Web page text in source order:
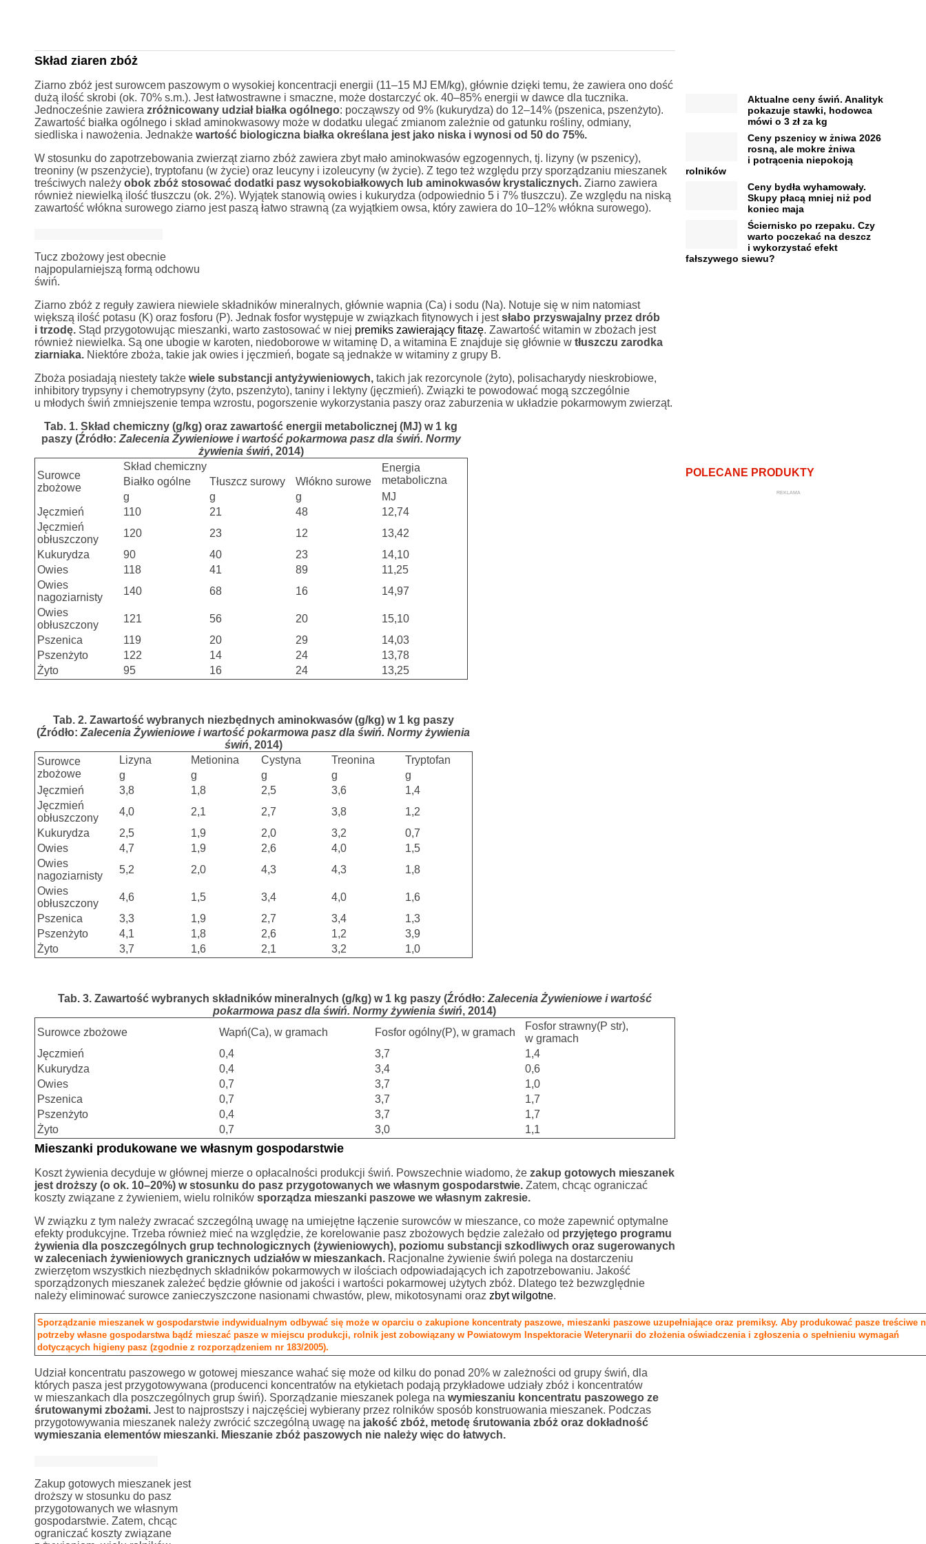
Skład ziaren zbóż
Ziarno zbóż jest surowcem paszowym o wysokiej koncentracji energii (11–15 MJ EM/kg), głównie dzięki temu, że zawiera ono dość
dużą ilość skrobi (ok. 70% s.m.). Jest łatwostrawne i smaczne, może dostarczyć ok. 40–85% energii w dawce dla tucznika.
Jednocześnie zawiera zróżnicowany udział białka ogólnego: począwszy od 9% (kukurydza) do 12–14% (pszenica, pszenżyto).
Zawartość białka ogólnego i skład aminokwasowy może w dodatku ulegać zmianom zależnie od gatunku rośliny, odmiany,
siedliska i nawożenia. Jednakżewartość biologiczna białka określana jest jako niska i wynosi od 50 do 75%.
W stosunku do zapotrzebowania zwierząt ziarno zbóż zawiera zbyt mało aminokwasów egzogennych, tj. lizyny (w pszenicy),
treoniny (w pszenżycie), tryptofanu (w życie) oraz leucyny i izoleucyny (w życie). Z tego też względu przy sporządzaniu mieszanek
treściwych należyobok zbóż stosować dodatki pasz wysokobiałkowych lub aminokwasów krystalicznych.Ziarno zawiera
również niewielką ilość tłuszczu (ok. 2%). Wyjątek stanowią owies i kukurydza (odpowiednio 5 i 7% tłuszczu). Ze względu na niską
zawartość włókna surowego ziarno jest paszą łatwo strawną (za wyjątkiem owsa, który zawiera do 10–12% włókna surowego).
Tucz zbożowy jest obecnie
najpopularniejszą formą odchowu
świń.
Ziarno zbóż z reguły zawiera niewiele składników mineralnych, głównie wapnia (Ca) i sodu (Na). Notuje się w nim natomiast
większą ilość potasu (K) oraz fosforu (P). Jednak fosfor występuje w związkach fitynowych i jestsłabo przyswajalny przez drób
i trzodę.Stąd przygotowując mieszanki, warto zastosować w niej premiks zawierający fitazę. Zawartość witamin w zbożach jest
również niewielka. Są one ubogie w karoten, niedoborowe w witaminę D, a witamina E znajduje się głównie w tłuszczu zarodka
ziarniaka.Niektóre zboża, takie jak owies i jęczmień, bogate są jednakże w witaminy z grupy B.
Zboża posiadają niestety także wiele substancji antyżywieniowych,takich jak rezorcynole (żyto), polisacharydy nieskrobiowe,
inhibitory trypsyny i chemotrypsyny (żyto, pszenżyto), taniny i lektyny (jęczmień). Związki te powodować mogą szczególnie
u młodych świń zmniejszenie tempa wzrostu, pogorszenie wykorzystania paszy oraz zaburzenia w układzie pokarmowym zwierząt.
Tab. 1. Skład chemiczny (g/kg) oraz zawartość energii metabolicznej (MJ) w 1 kg
paszy (Źródło: Zalecenia Żywieniowe i wartość pokarmowa pasz dla świń. Normy
żywienia świń, 2014)
Surowce
zbożowe
Skład chemiczny
Energia
metaboliczna
Białko ogólne Tłuszcz surowy
Włókno surowe
g
g g
MJ
Jęczmień
110 21 48
12,74
Jęczmień
obłuszczony
120 23 12
13,42
Kukurydza
90 40 23
14,10
Owies
118 41 89
11,25
Owies
nagoziarnisty
140 68 16
14,97
Owies
obłuszczony
121 56 20
15,10
Pszenica
119 20 29
14,03
Pszenżyto
122 14 24
13,78
Żyto
95 16 24 13,25
Tab. 2. Zawartość wybranych niezbędnych aminokwasów (g/kg) w 1 kg paszy
(Źródło: Zalecenia Żywieniowe i wartość pokarmowa pasz dla świń. Normy żywienia
świń, 2014)
Surowce
zbożowe
Lizyna Metionina Cystyna Treonina
Tryptofan
g
g g g
g
Jęczmień
3,8 1,8 2,5 3,6
1,4
Jęczmień
obłuszczony
4,0 2,1 2,7 3,8
1,2
Kukurydza
2,5 1,9 2,0 3,2
0,7
Owies
4,7 1,9 2,6 4,0
1,5
Owies
nagoziarnisty
5,2 2,0 4,3 4,3
1,8
Owies
obłuszczony
4,6 1,5 3,4 4,0
1,6
Pszenica
3,3 1,9 2,7 3,4
1,3
Pszenżyto
4,1 1,8 2,6 1,2
3,9
Żyto
3,7 1,6 2,1 3,2 1,0
Tab. 3. Zawartość wybranych składników mineralnych (g/kg) w 1 kg paszy (Źródło: Zalecenia Żywieniowe i wartość
pokarmowa pasz dla świń. Normy żywienia świń, 2014)
Surowce zbożowe
Wapń(Ca), w gramach Fosfor ogólny(P), w gramach
Fosfor strawny(P str),
w gramach
Jęczmień
0,4 3,7
1,4
Kukurydza
0,4 3,4
0,6
Owies
0,7 3,7
1,0
Pszenica
0,7 3,7
1,7
Pszenżyto
0,4 3,7
1,7
Żyto
0,7 3,0 1,1
Mieszanki produkowane we własnym gospodarstwie
Koszt żywienia decyduje w głównej mierze o opłacalności produkcji świń. Powszechnie wiadomo, że zakup gotowych mieszanek
jest droższy (o ok. 10–20%) w stosunku do pasz przygotowanych we własnym gospodarstwie.Zatem, chcąc ograniczać
koszty związane z żywieniem, wielu rolników sporządza mieszanki paszowe we własnym zakresie.
W związku z tym należy zwracać szczególną uwagę na umiejętne łączenie surowców w mieszance, co może zapewnić optymalne
efekty produkcyjne. Trzeba również mieć na względzie, że korelowanie pasz zbożowych będzie zależało od przyjętego programu
żywienia dla poszczególnych grup technologicznych (żywieniowych), poziomu substancji szkodliwych oraz sugerowanych
w zaleceniach żywieniowych granicznych udziałów w mieszankach.Racjonalne żywienie świń polega na dostarczeniu
zwierzętom wszystkich niezbędnych składników pokarmowych w ilościach odpowiadających ich zapotrzebowaniu. Jakość
sporządzonych mieszanek zależeć będzie głównie od jakości i wartości pokarmowej użytych zbóż. Dlatego też bezwzględnie
należy eliminować surowce zanieczyszczone nasionami chwastów, plew, mikotosynami oraz zbyt wilgotne.
Sporządzanie mieszanek w gospodarstwie indywidualnym odbywać się może w oparciu o zakupione koncentraty paszowe, mieszanki paszowe uzupełniające oraz premiksy. Aby produkować pasze treściwe
potrzeby własne gospodarstwa bądź mieszać pasze w miejscu produkcji, rolnik jest zobowiązany w Powiatowym Inspektoracie Weterynarii do złożenia oświadczenia i zgłoszenia o spełnieniu wymagań
dotyczących higieny pasz (zgodnie z rozporządzeniem nr 183/2005).
Udział koncentratu paszowego w gotowej mieszance wahać się może od kilku do ponad 20% w zależności od grupy świń, dla
których pasza jest przygotowywana (producenci koncentratów na etykietach podają przykładowe udziały zbóż i koncentratów
w mieszankach dla poszczególnych grup świń). Sporządzanie mieszanek polega na wymieszaniu koncentratu paszowego ze
śrutowanymi zbożami.Jest to najprostszy i najczęściej wybierany przez rolników sposób konstruowania mieszanek. Podczas
przygotowywania mieszanek należy zwrócić szczególną uwagę na jakość zbóż, metodę śrutowania zbóż oraz dokładność
wymieszania elementów mieszanki. Mieszanie zbóż paszowych nie należy więc do łatwych.
Zakup gotowych mieszanek jest
droższy w stosunku do pasz
przygotowanych we własnym
gospodarstwie. Zatem, chcąc
ograniczać koszty związane
Aktualne ceny świń. Analityk
pokazuje stawki, hodowca
mówi o 3 zł za kg
Ceny pszenicy w żniwa 2026
rosną, ale mokre żniwa
i potrącenia niepokoją
rolników
Ceny bydła wyhamowały.
Skupy płacą mniej niż pod
koniec maja
Ściernisko po rzepaku. Czy
warto poczekać na deszcz
i wykorzystać efekt
fałszywego siewu?
POLECANE PRODUKTY
REKLAMA